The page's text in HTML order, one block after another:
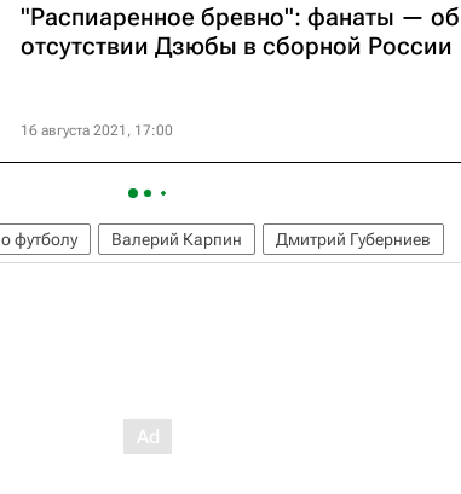
"Распиаренное бревно": фанаты — об
отсутствии Дзюбы в сборной России
16 августа 2021, 17:00
футболу Валерий Карпин Дмитрий Губерниев